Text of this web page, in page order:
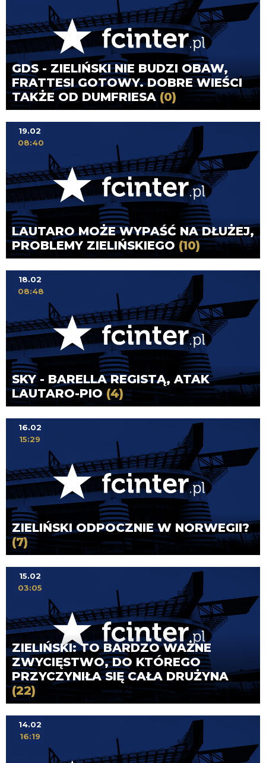
GDS - ZIELIŃSKI NIE BUDZI OBAW,
FRATTESI GOTOWY. DOBRE WIEŚCI
TAKŻE OD DUMFRIESA (0)
LAUTARO MOŻE WYPAŚĆ NA DŁUŻEJ,
PROBLEMY ZIELIŃSKIEGO (10)
19.02
08:40
SKY - BARELLA REGISTĄ, ATAK
LAUTARO-PIO(4)
18.02
08:48
ZIELIŃSKI ODPOCZNIE W NORWEGII?
(7)
16.02
15:29
ZIELIŃSKI: TO BARDZO WAŻNE
ZWYCIĘSTWO, DO KTÓREGO
PRZYCZYNIŁA SIĘ CAŁA DRUŻYNA
(22)
15.02
03:05
14.02
16:19